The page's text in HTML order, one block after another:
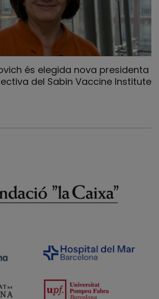
és elegida nova presidenta
del Sabin Vaccine Institute